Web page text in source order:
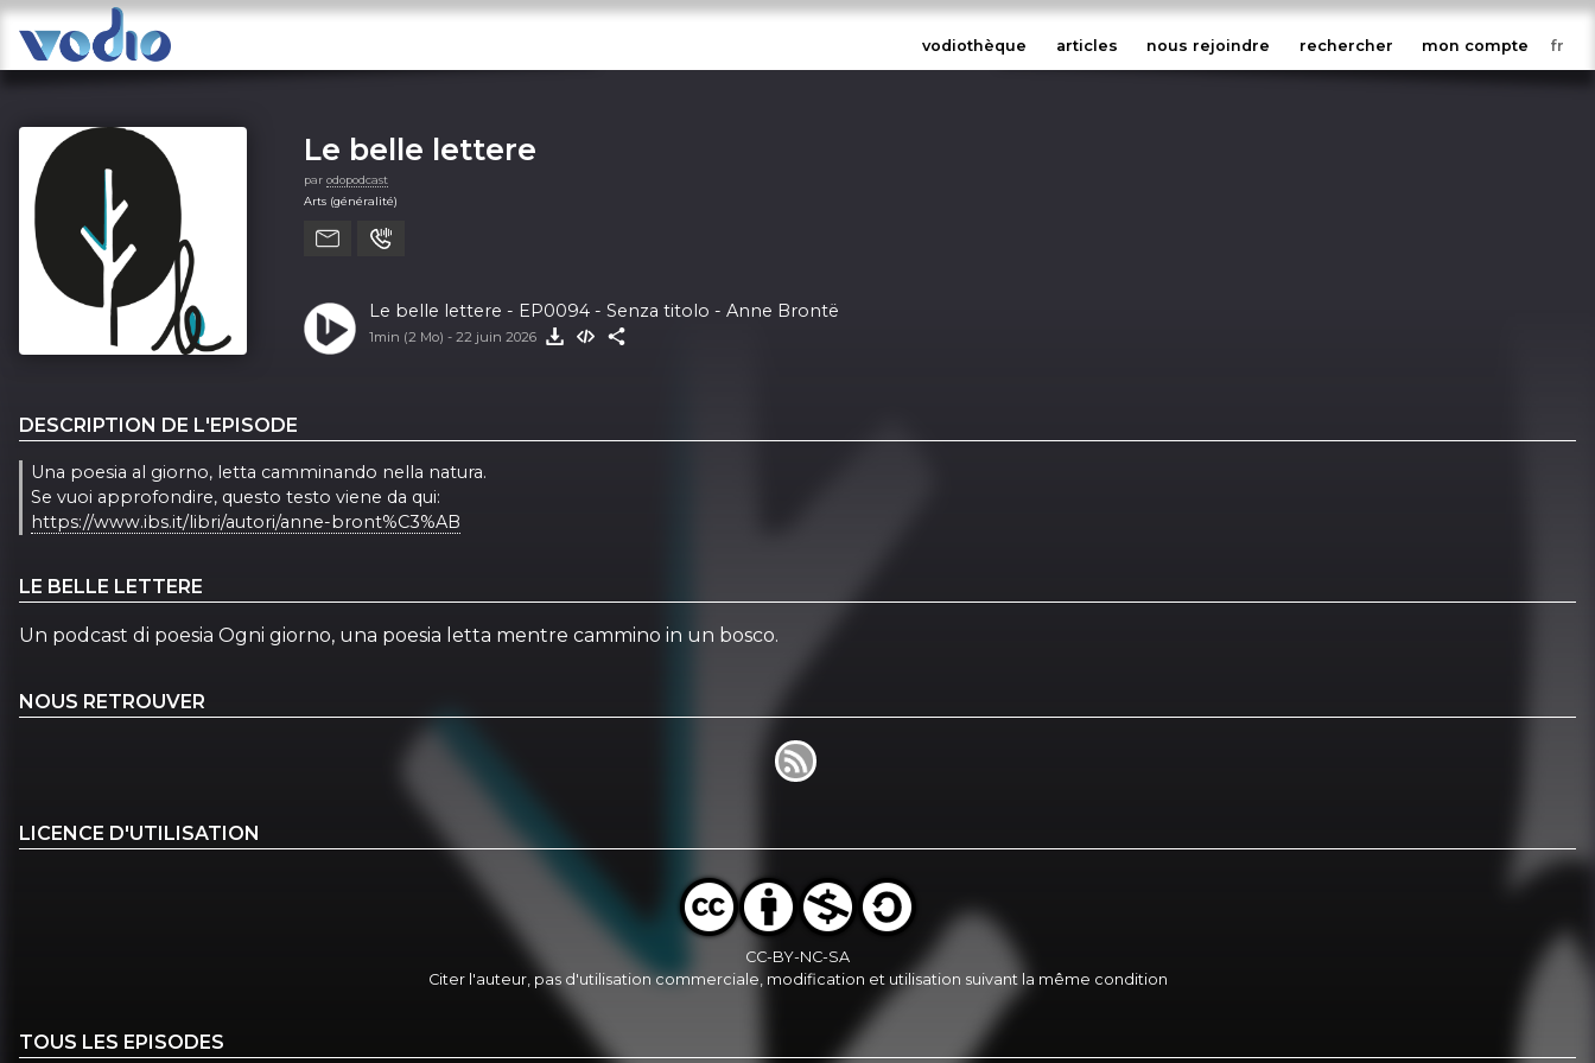
vodiothèque articles nous rejoindre rechercher mon compte
Le belle lettere
par odopodcast
Arts (généralité)
Le belle lettere - EP0094 - Senza titolo - Anne Brontë
1min (2 Mo) - 22 juin 2026
DESCRIPTION DE L'EPISODE
Una poesia al giorno, letta camminando nella natura.
Se vuoi approfondire, questo testo viene da qui:
https://www.ibs.it/libri/autori/anne-bront%C3%AB
LE BELLE LETTERE
Un podcast di poesia Ogni giorno, una poesia letta mentre cammino in un bosco.
NOUS RETROUVER
LICENCE D'UTILISATION
CC-BY-NC-SA
Citer l'auteur, pas d'utilisation commerciale, modification et utilisation suivant la même condition
TOUS LES EPISODES